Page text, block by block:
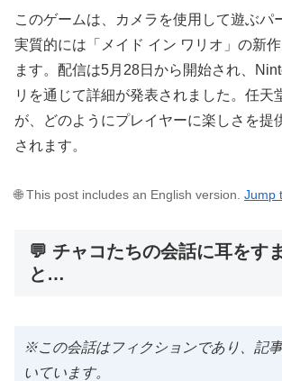
このゲームは、カメラを使用して遊ぶパ
実質的には「メイド イン ワリオ」の新
ます。配信は5月28日から開始され、
リを通じて詳細が発表されました。任天
が、どのようにプレイヤーに楽しさを提
されます。
🌐 This post includes an English version. Jump
💬 チャコたちの会話に耳をす
と…
※この会話はフィクションであり、記
いています。